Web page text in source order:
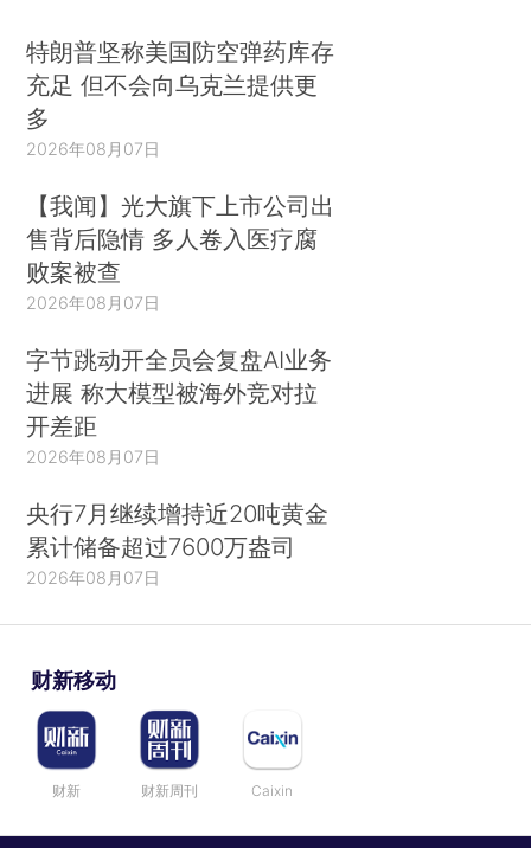
特朗普坚称美国防空弹药库存
充足 但不会向乌克兰提供更
多
2026年08月07日
【我闻】光大旗下上市公司出
售背后隐情 多人卷入医疗腐
败案被查
2026年08月07日
字节跳动开全员会复盘AI业务
进展 称大模型被海外竞对拉
开差距
2026年08月07日
央行7月继续增持近20吨黄金
累计储备超过7600万盎司
2026年08月07日
财新移动
财新 财新周刊 Caixin